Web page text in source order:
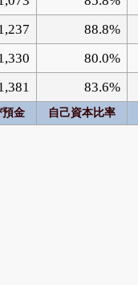
88.8%
80.0%
83.6%
預金 自己資本比率